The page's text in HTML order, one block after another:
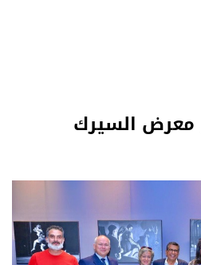
معرض السيرك